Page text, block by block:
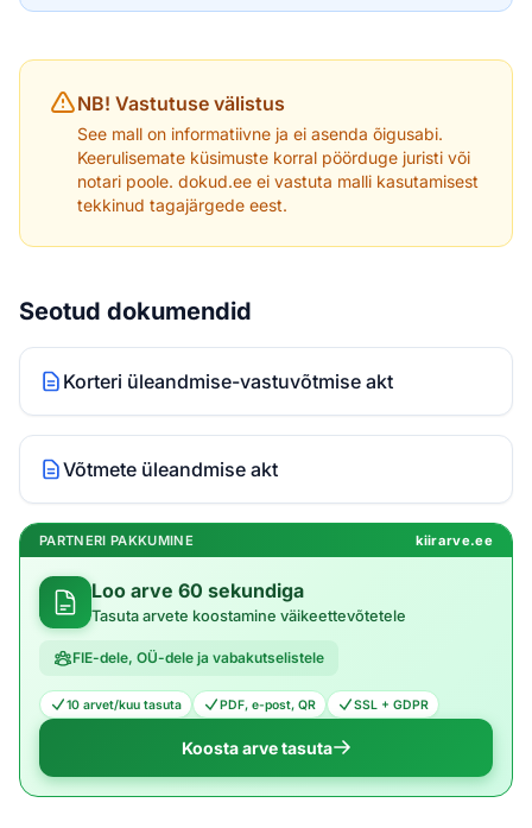
NB! Vastutuse välistus
See mall on informatiivne ja ei asenda õigusabi.
Keerulisemate küsimuste korral pöörduge juristi või
notari poole. dokud.ee ei vastuta malli kasutamisest
tekkinud tagajärgede eest.
Seotud dokumendid
Korteri üleandmise-vastuvõtmise akt
Võtmete üleandmise akt
PARTNERI PAKKUMINE kiirarve.ee
Loo arve 60 sekundiga
Tasuta arvete koostamine väikeettevõtetele
FIE-dele, OÜ-dele ja vabakutselistele
10 arvet/kuu tasuta PDF, e-post, QR SSL + GDPR
Koosta arve tasuta